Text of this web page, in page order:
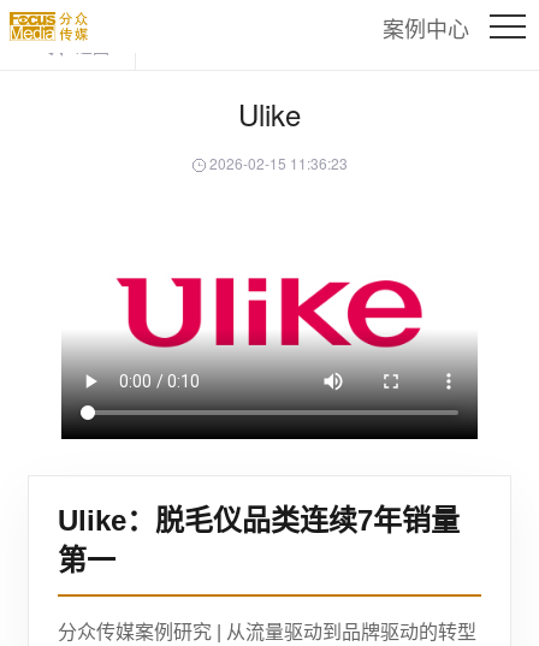
案例中心
返回
Ulike
2026-02-15 11:36:23
Ulike：脱毛仪品类连续7年销量
第一
分众传媒案例研究 | 从流量驱动到品牌驱动的转型